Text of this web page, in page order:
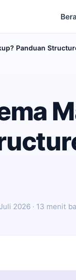
Panduan
2026 · 13 menit